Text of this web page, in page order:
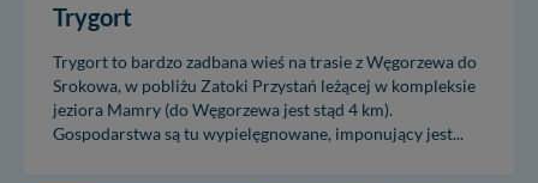
Trygort
Trygort to bardzo zadbana wieś na trasie z Węgorzewa do
Srokowa, w pobliżu Zatoki Przystań leżącej w kompleksie
jeziora Mamry (do Węgorzewa jest stąd 4 km).
Gospodarstwa są tu wypielęgnowane, imponujący jest...